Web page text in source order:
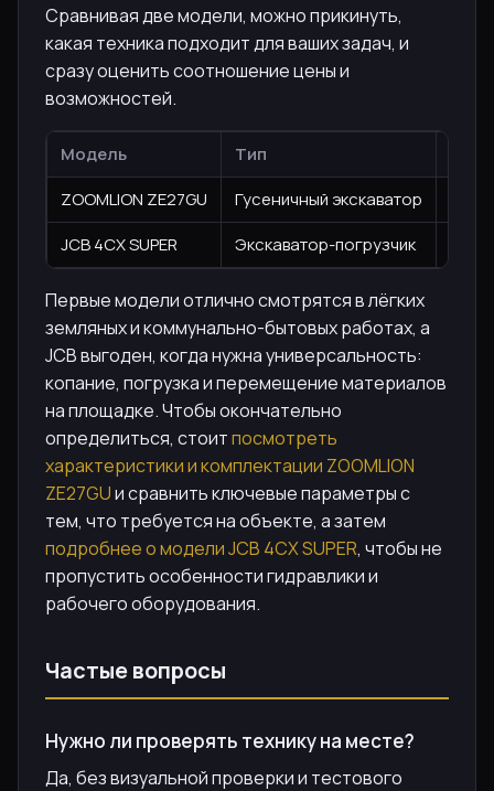
Сравнивая две модели, можно прикинуть,
какая техника подходит для ваших задач, и
сразу оценить соотношение цены и
возможностей.
Модель Тип
ZOOMLION ZE27GU
Гусеничный экскаватор
JCB 4CX SUPER
Экскаватор-погрузчик
Первые модели отлично смотрятся в лёгких
земляных и коммунально-бытовых работах, а
JCB выгоден, когда нужна универсальность:
копание, погрузка и перемещение материалов
на площадке. Чтобы окончательно
определиться, стоитпосмотреть
характеристики и комплектации ZOOMLION
ZE27GUи сравнить ключевые параметры с
тем, что требуется на объекте, а затем
подробнее о модели JCB 4CX SUPER, чтобы не
пропустить особенности гидравлики и
рабочего оборудования.
Частые вопросы
Нужно ли проверять технику на месте?
Да, без визуальной проверки и тестового